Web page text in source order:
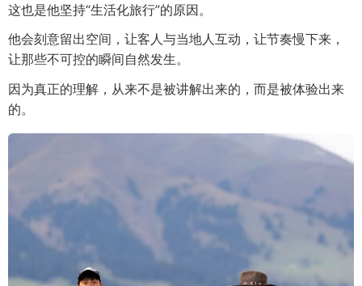
这也是他坚持“生活化旅行”的原因。
他会刻意留出空间，让客人与当地人互动，让节奏慢下来，
让那些不可控的瞬间自然发生。
因为真正的理解，从来不是被讲解出来的，而是被体验出来
的。